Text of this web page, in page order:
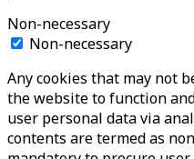
Non-necessary
Non-necessary
Any cookies that may not
the website to function
user personal data via
contents are termed as